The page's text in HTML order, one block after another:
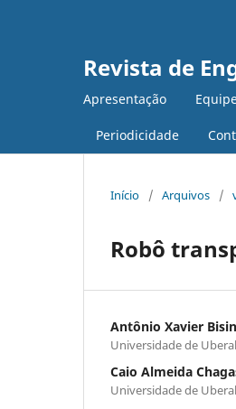
Revista de
Apresentação
Periodicidade
Início / Arquivos /
Robô
Antônio Xavier
Universidade de
Caio Almeida
Universidade de